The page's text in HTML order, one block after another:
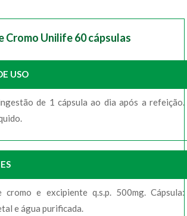
Cromo Unilife 60 cápsulas
USO
de 1 cápsula ao dia após a refeição.
cromo e excipiente q.s.p. 500mg. Cápsula:
e água purificada.